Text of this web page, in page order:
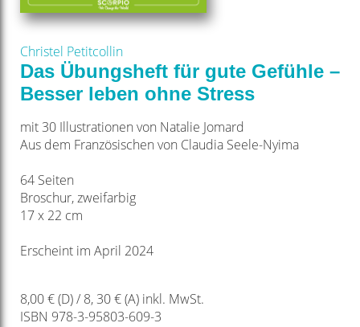
Christel Petitcollin
Das Übungsheft für gute Gefühle –
Besser leben ohne Stress
mit 30 Illustrationen von Natalie Jomard
Aus dem Französischen von Claudia Seele-Nyima
64 Seiten
Broschur, zweifarbig
17 x 22 cm
Erscheint im April 2024
8,00 € (D) / 8, 30 € (A) inkl. MwSt.
ISBN 978-3-95803-609-3